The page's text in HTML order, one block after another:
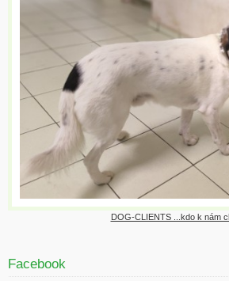
DOG-CLIENTS ...kdo k nám
Facebook